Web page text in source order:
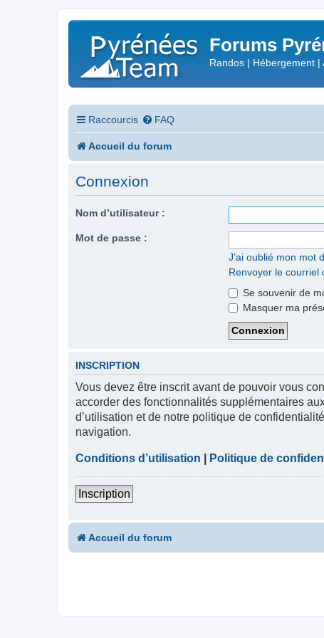
Forums
Randos | Hébergement |
Raccourcis FAQ
Accueil du forum
Connexion
Nom d’utilisateur :
Mot de passe :
J’ai oublié mon mot
Renvoyer le courriel
Se souvenir de
Masquer ma
INSCRIPTION
Vous devez être inscrit avant de pouvoir vous
accorder des fonctionnalités supplémentaires
d’utilisation et de notre politique de
navigation.
Conditions d’utilisation Politique de
Inscription
Accueil du forum